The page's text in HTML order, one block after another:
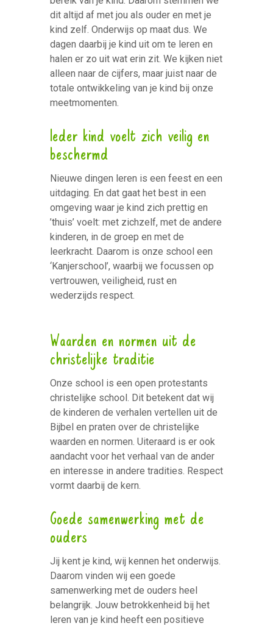
dit altijd af met jou als ouder en met je
kind zelf. Onderwijs op maat dus. We
dagen daarbij je kind uit om te leren en
halen er zo uit wat erin zit. We kijken niet
alleen naar de cijfers, maar juist naar de
totale ontwikkeling van je kind bij onze
meetmomenten.
Ieder kind voelt zich veilig en
beschermd
Nieuwe dingen leren is een feest en een
uitdaging. En dat gaat het best in een
omgeving waar je kind zich prettig en
’thuis’ voelt: met zichzelf, met de andere
kinderen, in de groep en met de
leerkracht. Daarom is onze school een
‘Kanjerschool’, waarbij we focussen op
vertrouwen, veiligheid, rust en
wederzijds respect.
Waarden en normen uit de
christelijke traditie
Onze school is een open protestants
christelijke school. Dit betekent dat wij
de kinderen de verhalen vertellen uit de
Bijbel en praten over de christelijke
waarden en normen. Uiteraard is er ook
aandacht voor het verhaal van de ander
en interesse in andere tradities. Respect
vormt daarbij de kern.
Goede samenwerking met de
ouders
Jij kent je kind, wij kennen het onderwijs.
Daarom vinden wij een goede
samenwerking met de ouders heel
belangrijk. Jouw betrokkenheid bij het
leren van je kind heeft een positieve